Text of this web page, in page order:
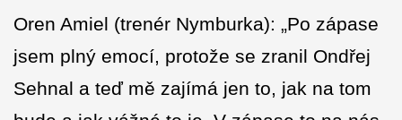
Oren Amiel (trenér Nymburka): „Po zápase
jsem plný emocí, protože se zranil Ondřej
Sehnal a teď mě zajímá jen to, jak na tom